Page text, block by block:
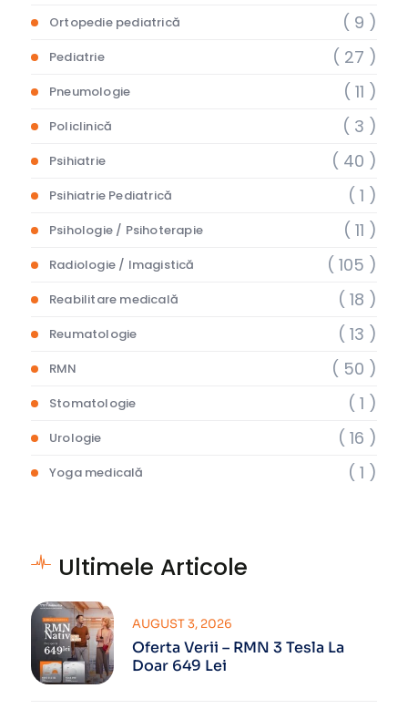
Ortopedie pediatrică ( 9 )
Pediatrie ( 27 )
Pneumologie ( 11 )
Policlinică ( 3 )
Psihiatrie ( 40 )
Psihiatrie Pediatrică ( 1 )
Psihologie / Psihoterapie ( 11 )
Radiologie / Imagistică ( 105 )
Reabilitare medicală ( 18 )
Reumatologie ( 13 )
RMN ( 50 )
Stomatologie ( 1 )
Urologie ( 16 )
Yoga medicală ( 1 )
Ultimele Articole
Oferta Verii – RMN 3 Tesla La
Doar 649 Lei
AUGUST 3, 2026